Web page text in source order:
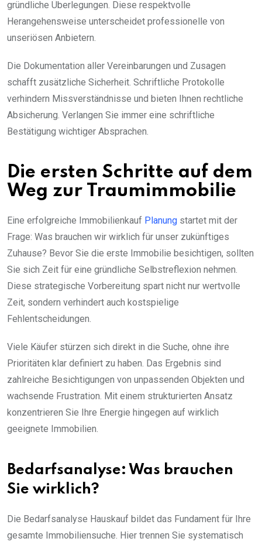
gründliche Überlegungen. Diese respektvolle
Herangehensweise unterscheidet professionelle von
unseriösen Anbietern.
Die Dokumentation aller Vereinbarungen und Zusagen
schafft zusätzliche Sicherheit. Schriftliche Protokolle
verhindern Missverständnisse und bieten Ihnen rechtliche
Absicherung. Verlangen Sie immer eine schriftliche
Bestätigung wichtiger Absprachen.
Die ersten Schritte auf dem
Weg zur Traumimmobilie
Eine erfolgreiche Immobilienkauf Planung startet mit der
Frage: Was brauchen wir wirklich für unser zukünftiges
Zuhause? Bevor Sie die erste Immobilie besichtigen, sollten
Sie sich Zeit für eine gründliche Selbstreflexion nehmen.
Diese strategische Vorbereitung spart nicht nur wertvolle
Zeit, sondern verhindert auch kostspielige
Fehlentscheidungen.
Viele Käufer stürzen sich direkt in die Suche, ohne ihre
Prioritäten klar definiert zu haben. Das Ergebnis sind
zahlreiche Besichtigungen von unpassenden Objekten und
wachsende Frustration. Mit einem strukturierten Ansatz
konzentrieren Sie Ihre Energie hingegen auf wirklich
geeignete Immobilien.
Bedarfsanalyse: Was brauchen
Sie wirklich?
Die Bedarfsanalyse Hauskauf bildet das Fundament für Ihre
gesamte Immobiliensuche. Hier trennen Sie systematisch